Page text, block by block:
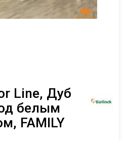
Line, Дуб
белым
FAMILY